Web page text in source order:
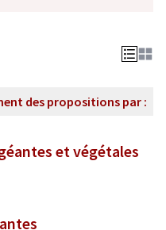
des propositions par :
et végétales